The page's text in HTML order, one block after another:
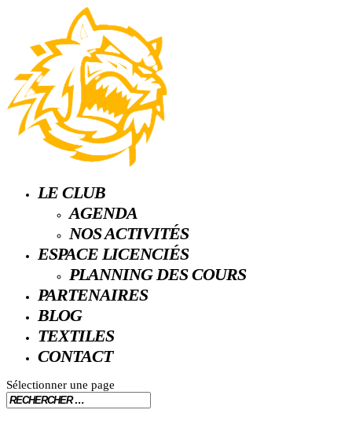
LE CLUB
AGENDA
NOS ACTIVITÉS
ESPACE LICENCIÉS
PLANNING DES COURS
PARTENAIRES
BLOG
TEXTILES
CONTACT
Sélectionner une page